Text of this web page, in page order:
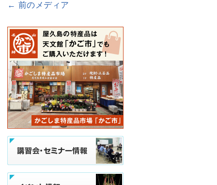
← 前のメディア